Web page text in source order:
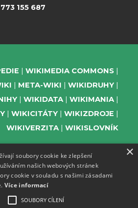
155 687
WIKIMEDIA COMMONS
META-WIKI
WIKIDRUHY
WIKIDATA
WIKIMANIA
WIKICITÁTY
WIKIZDROJE
WIKIVERZITA
WIKISLOVNÍK
PODPOŘTE NÁS
ODEBÍREJTE NEWSLETTER
TELEGRAM UDÁLOSTÍ WMČR
×
soubory cookie ke zlepšení
našich webových stránek
cookie v souladu s našimi zásadami
Více informací
SOUBORY CÍLENÍ